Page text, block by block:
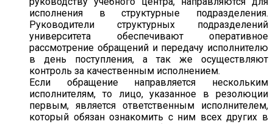
исполнения в структурные подразделения.
Руководители структурных подразделений
университета обеспечивают оперативное
рассмотрение обращений и передачу исполнителю
в день поступления, а так же осуществляют
контроль за качественным исполнением.
Если обращение направляется нескольким
исполнителям, то лицо, указанное в резолюции
первым, является ответственным исполнителем,
который обязан ознакомить с ним всех других в